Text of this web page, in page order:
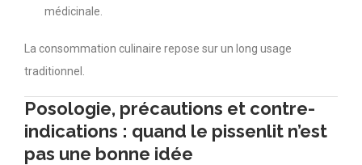
médicinale.
La consommation culinaire repose sur un long usage
traditionnel.
Posologie, précautions et contre-
indications : quand le pissenlit n’est
pas une bonne idée